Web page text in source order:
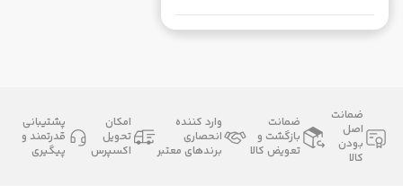
ضمانت
اصل
بودن
کالا
ضمانت
بازگشت و
تعویض کالا
وارد کننده
انحصاری
برندهای معتبر
امکان
تحویل
اکسپرس
پشتیبانی
قدرتمند و
پیگیری